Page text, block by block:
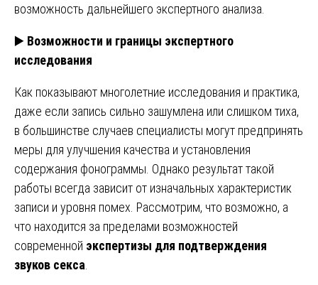
возможность дальнейшего экспертного анализа.
▶️ Возможности и границы экспертного
исследования
Как показывают многолетние исследования и практика,
даже если запись сильно зашумлена или слишком тиха,
в большинстве случаев специалисты могут предпринять
меры для улучшения качества и установления
содержания фонограммы. Однако результат такой
работы всегда зависит от изначальных характеристик
записи и уровня помех. Рассмотрим, что возможно, а
что находится за пределами возможностей
современной экспертизы для подтверждения
звуков секса